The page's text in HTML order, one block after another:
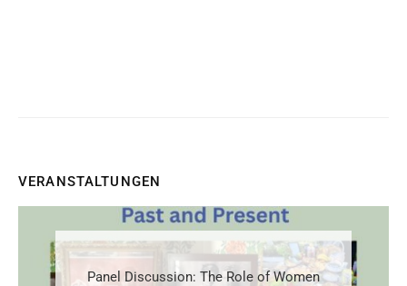
VERANSTALTUNGEN
Panel Discussion: The Role of Women